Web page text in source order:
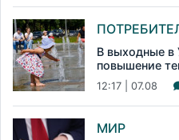
В выходные в
повышение
12:17 | 07.08
МИР